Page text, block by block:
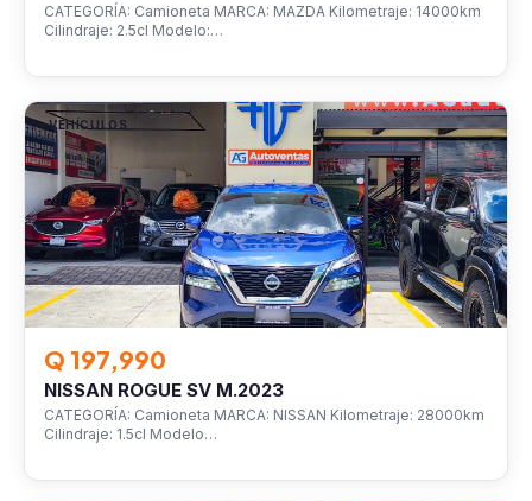
CATEGORÍA: Camioneta MARCA: MAZDA Kilometraje: 14000km
Cilindraje: 2.5cl Modelo:…
VEHÍCULOS
Q 197,990
NISSAN ROGUE SV M.2023
CATEGORÍA: Camioneta MARCA: NISSAN Kilometraje: 28000km
Cilindraje: 1.5cl Modelo…